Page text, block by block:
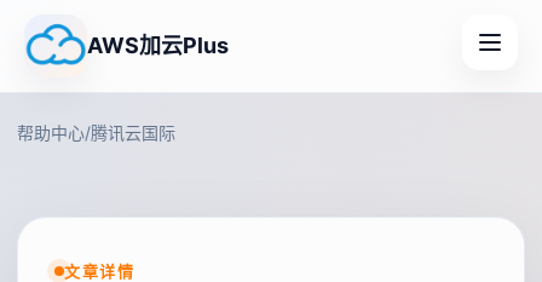
AWS加云Plus
帮助中心/腾讯云国际
文章详情